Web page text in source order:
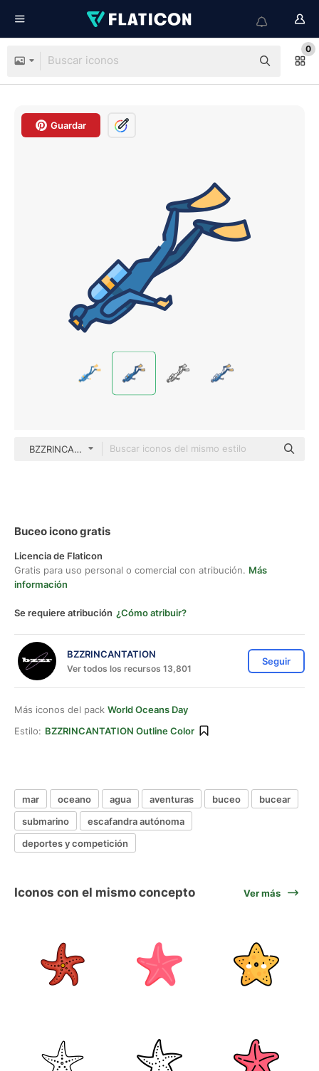
0
Guardar
BZZRINCANTATION Outline Color
Buceo icono gratis
Licencia de Flaticon
Gratis para uso personal o comercial con atribución. Más
información
Se requiere atribución ¿Cómo atribuir?
BZZRINCANTATION
Ver todos los recursos 13,801
Seguir
Más iconos del pack World Oceans Day
Estilo: BZZRINCANTATION Outline Color
mar oceano agua aventuras buceo
bucear
submarino
escafandra autónoma
deportes y competición
Iconos con el mismo concepto Ver más